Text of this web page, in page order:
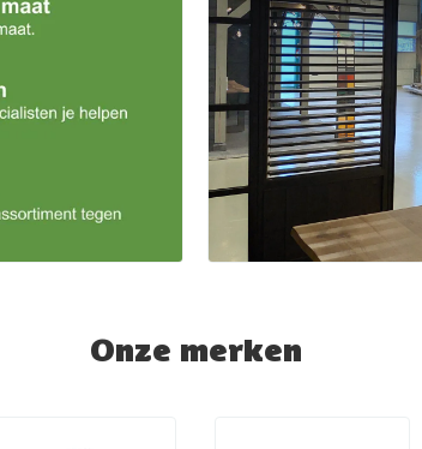
Onze merken